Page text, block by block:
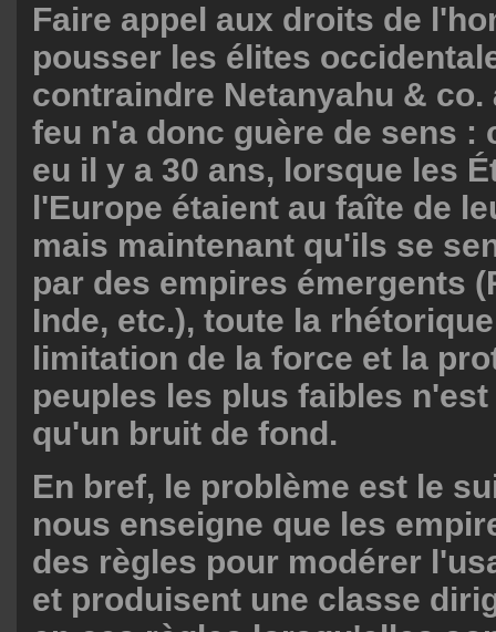
Faire appel aux droits de
pousser les élites
contraindre Netanyahu & co.
feu n'a donc guère de sens :
eu il y a 30 ans, lorsque les
l'Europe étaient au faîte de
mais maintenant qu'ils se
par des empires émergents
Inde, etc.), toute la
limitation de la force et la
peuples les plus faibles
qu'un bruit de fond.
En bref, le problème est le
nous enseigne que les
des règles pour modérer
et produisent une classe